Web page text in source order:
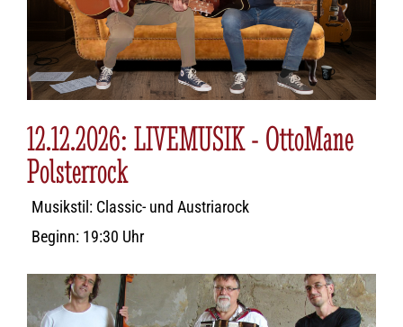
12.12.2026: LIVEMUSIK - OttoMane
Polsterrock
Musikstil: Classic- und Austriarock
Beginn: 19:30 Uhr